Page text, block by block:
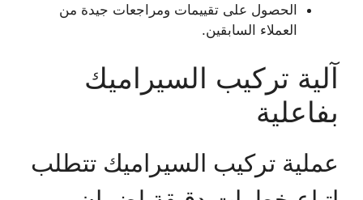
الحصول على تقييمات ومراجعات جيدة من
العملاء السابقين.
آلية تركيب السيراميك
بفاعلية
عملية تركيب السيراميك تتطلب